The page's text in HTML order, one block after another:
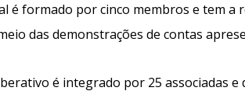
é formado por cinco membros e tem a
das demonstrações de contas
é integrado por 25 associadas